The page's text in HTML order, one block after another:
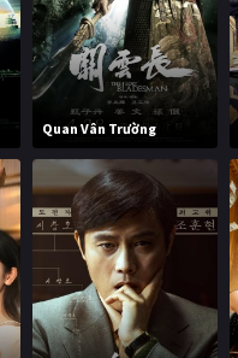
Quan Vân Trường